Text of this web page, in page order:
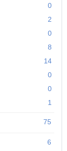
0
2
0
8
14
0
0
1
75
6